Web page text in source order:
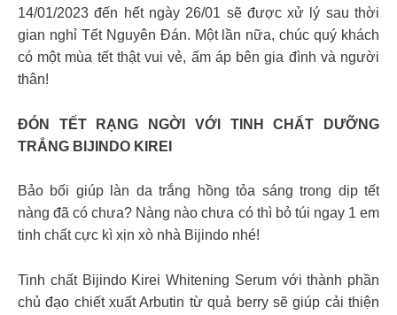
14/01/2023 đến hết ngày 26/01 sẽ được xử lý sau thời
gian nghỉ Tết Nguyên Đán. Một lần nữa, chúc quý khách
có một mùa tết thật vui vẻ, ấm áp bên gia đình và người
thân!
ĐÓN TẾT RẠNG NGỜI VỚI TINH CHẤT DƯỠNG
TRẮNG BIJINDO KIREI
Bảo bối giúp làn da trắng hồng tỏa sáng trong dịp tết
nàng đã có chưa? Nàng nào chưa có thì bỏ túi ngay 1 em
tinh chất cực kì xịn xò nhà Bijindo nhé!
Tinh chất Bijindo Kirei Whitening Serum với thành phần
chủ đạo chiết xuất Arbutin từ quả berry sẽ giúp cải thiện